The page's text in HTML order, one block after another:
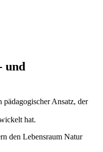
und
Ansatz, der
hat.
den Lebensraum Natur